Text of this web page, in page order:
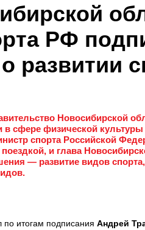
РФ
развитии
Новосибирской
сфере физической
спорта Российской
и глава
— развитие видов
по итогам подписания Андрей